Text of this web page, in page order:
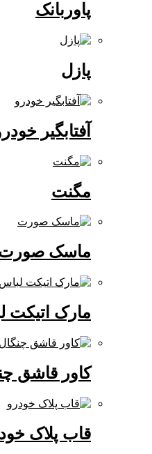
آفتابگیر خودرو
ماسک صورت
مارک اتیکت لباس
کاور قاشق چنگال
قاب پلاک خودرو